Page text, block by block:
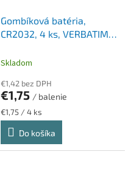
Gombíková batéria,
CR2032, 4 ks, VERBATIM
Skladom
€1,42 bez DPH
€1,75 / balenie
Jednotková
cena:
€1,75 / 4 ks
Do košíka